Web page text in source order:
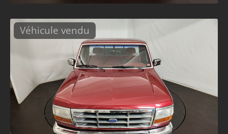
Véhicule vendu